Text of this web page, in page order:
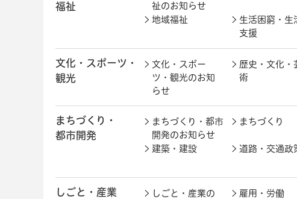
福祉
祉のお知らせ
地域福祉
生活困窮・生
支援
文化・スポーツ・
観光
文化・スポー
ツ・観光のお知
らせ
歴史・文化・
術
まちづくり・
都市開発
まちづくり・都市
開発のお知らせ
まちづくり
建築・建設 道路・交通政
しごと・産業 しごと・産業の 雇用・労働